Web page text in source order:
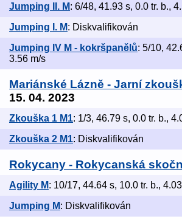
Jumping II. M: 6/48, 41.93 s, 0.0 tr. b.,
Jumping I. M: Diskvalifikován
Jumping IV M - kokršpanělů: 5/10,
3.56 m/s
Mariánské Lázně - Jarní
15. 04. 2023
Zkouška 1 M1: 1/3, 46.79 s, 0.0 tr. b.,
Zkouška 2 M1: Diskvalifikován
Rokycany - Rokycanská
Agility M: 10/17, 44.64 s, 10.0 tr. b.,
Jumping M: Diskvalifikován